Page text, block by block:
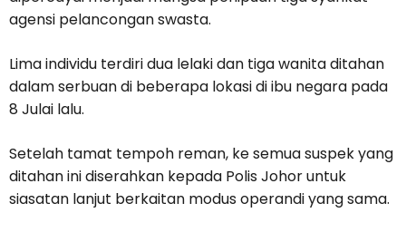
agensi pelancongan swasta.
Lima individu terdiri dua lelaki dan tiga wanita ditahan
dalam serbuan di beberapa lokasi di ibu negara pada
8 Julai lalu.
Setelah tamat tempoh reman, ke semua suspek yang
ditahan ini diserahkan kepada Polis Johor untuk
siasatan lanjut berkaitan modus operandi yang sama.